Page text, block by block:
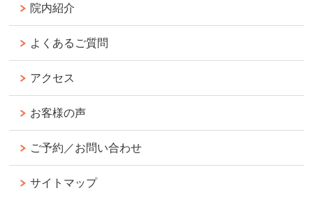
院内紹介
よくあるご質問
アクセス
お客様の声
ご予約／お問い合わせ
サイトマップ